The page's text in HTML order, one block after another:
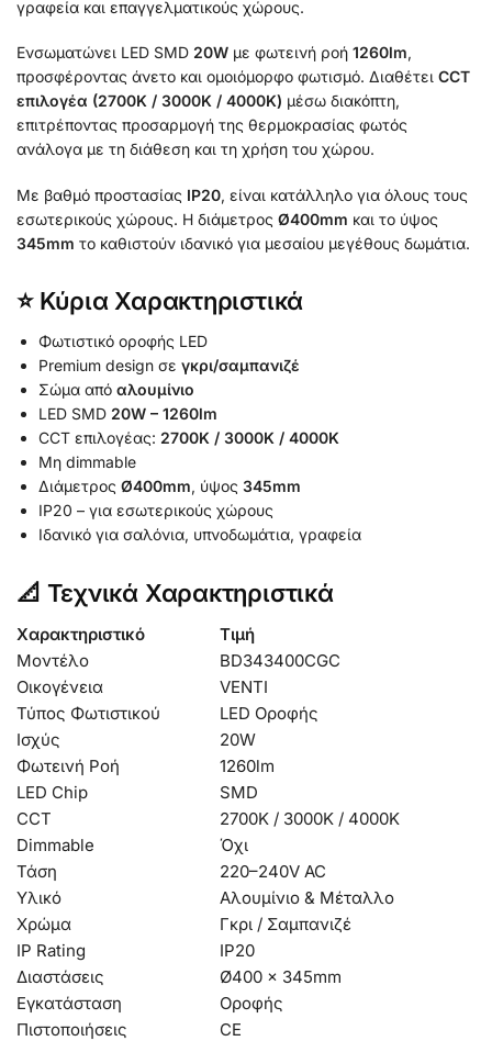
γραφεία και επαγγελματικούς χώρους.
Ενσωματώνει LED SMD 20W με φωτεινή ροή 1260lm,
προσφέροντας άνετο και ομοιόμορφο φωτισμό. Διαθέτει CCT
επιλογέα (2700K / 3000K / 4000K) μέσω διακόπτη,
επιτρέποντας προσαρμογή της θερμοκρασίας φωτός
ανάλογα με τη διάθεση και τη χρήση του χώρου.
Με βαθμό προστασίας IP20, είναι κατάλληλο για όλους τους
εσωτερικούς χώρους. Η διάμετρος Ø400mm και το ύψος
345mm το καθιστούν ιδανικό για μεσαίου μεγέθους δωμάτια.
⭐ Κύρια Χαρακτηριστικά
Φωτιστικό οροφής LED
Premium design σε γκρι/σαμπανιζέ
Σώμα από αλουμίνιο
LED SMD 20W – 1260lm
CCT επιλογέας: 2700K / 3000K / 4000K
Μη dimmable
Διάμετρος Ø400mm, ύψος 345mm
IP20 – για εσωτερικούς χώρους
Ιδανικό για σαλόνια, υπνοδωμάτια, γραφεία
📐 Τεχνικά Χαρακτηριστικά
Χαρακτηριστικό
Τιμή
Μοντέλο
BD343400CGC
Οικογένεια
VENTI
Τύπος Φωτιστικού
LED Οροφής
Ισχύς
20W
Φωτεινή Ροή
1260lm
LED Chip
SMD
CCT
2700K / 3000K / 4000K
Dimmable
Όχι
Τάση
220–240V AC
Υλικό
Αλουμίνιο & Μέταλλο
Χρώμα
Γκρι / Σαμπανιζέ
IP Rating
IP20
Διαστάσεις
Ø400 × 345mm
Εγκατάσταση
Οροφής
Πιστοποιήσεις
CE